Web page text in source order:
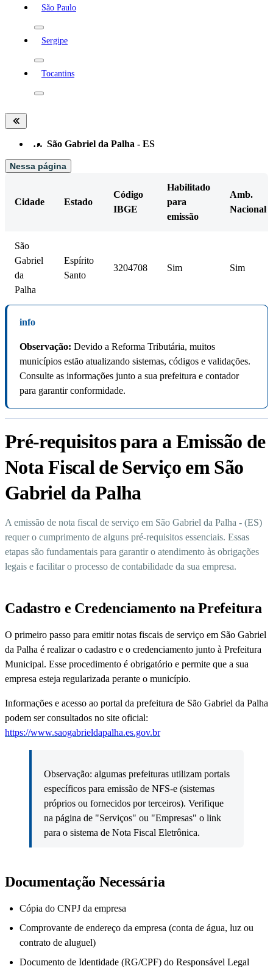
São Paulo
Sergipe
Tocantins
… São Gabriel da Palha - ES
Nessa página
Cidade Estado
Código
IBGE
Habilitado
para
emissão
Amb.
Nacional
São
Gabriel
da
Palha
Espírito
Santo
3204708 Sim Sim
info
Observação: Devido a Reforma Tributária, muitos
municípios estão atualizando sistemas, códigos e validações.
Consulte as informações junto a sua prefeitura e contador
para garantir conformidade.
Pré-requisitos para a Emissão de
Nota Fiscal de Serviço em São
Gabriel da Palha
A emissão de nota fiscal de serviço em São Gabriel da Palha - (ES)
requer o cumprimento de alguns pré-requisitos essenciais. Essas
etapas são fundamentais para garantir o atendimento às obrigações
legais e facilitar o processo de contabilidade da sua empresa.
Cadastro e Credenciamento na Prefeitura
O primeiro passo para emitir notas fiscais de serviço em São Gabriel
da Palha é realizar o cadastro e o credenciamento junto à Prefeitura
Municipal. Esse procedimento é obrigatório e permite que a sua
empresa esteja regularizada perante o município.
Informações e acesso ao portal da prefeitura de São Gabriel da Palha
podem ser consultados no site oficial:
https://www.saogabrieldapalha.es.gov.br
Observação: algumas prefeituras utilizam portais
específicos para emissão de NFS-e (sistemas
próprios ou fornecidos por terceiros). Verifique
na página de "Serviços" ou "Empresas" o link
para o sistema de Nota Fiscal Eletrônica.
Documentação Necessária
Cópia do CNPJ da empresa
Comprovante de endereço da empresa (conta de água, luz ou
contrato de aluguel)
Documento de Identidade (RG/CPF) do Responsável Legal